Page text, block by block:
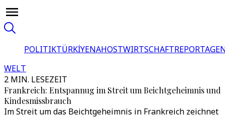
POLITIKTÜRKİYENAHOSTWIRTSCHAFT
WELT
2 MIN. LESEZEIT
Frankreich: Entspannug im Streit um Beichtgeheimnis und
Kindesmissbrauch
Im Streit um das Beichtgeheimnis in Frankreich zeichnet